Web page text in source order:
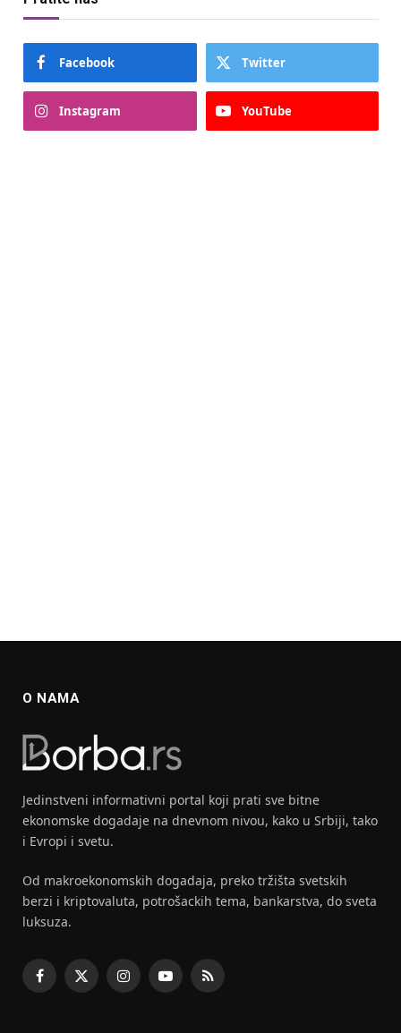
Facebook Twitter
Instagram YouTube
O NAMA
Jedinstveni informativni portal koji prati sve bitne
ekonomske dogadaje na dnevnom nivou, kako u Srbiji, tako
i Evropi i svetu.
Od makroekonomskih dogadaja, preko tržišta svetskih
berzi i kriptovaluta, potrošackih tema, bankarstva, do sveta
luksuza.
Facebook
X
InstagramYouTubeRSS